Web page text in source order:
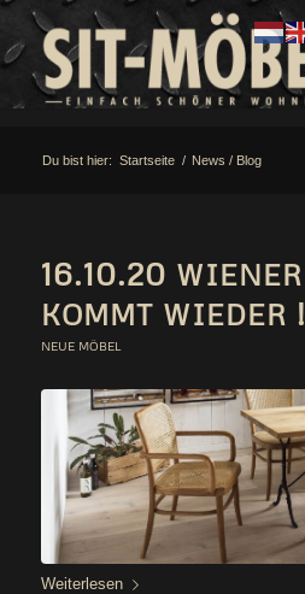
Du bist hier: Startseite / News / Blog
16.10.20 WIENER
KOMMT WIEDER !
NEUE MÖBEL
Wei­ter­le­sen